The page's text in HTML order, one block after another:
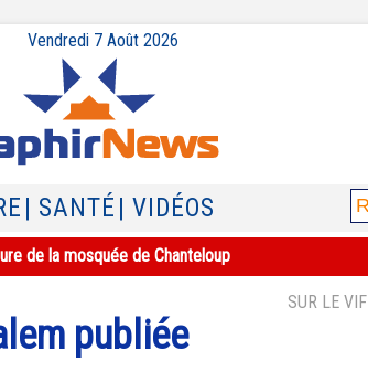
Vendredi 7 Août 2026
| SANTÉ | VIDÉOS
de la mosquée de Chanteloup
SUR LE VIF
publiée